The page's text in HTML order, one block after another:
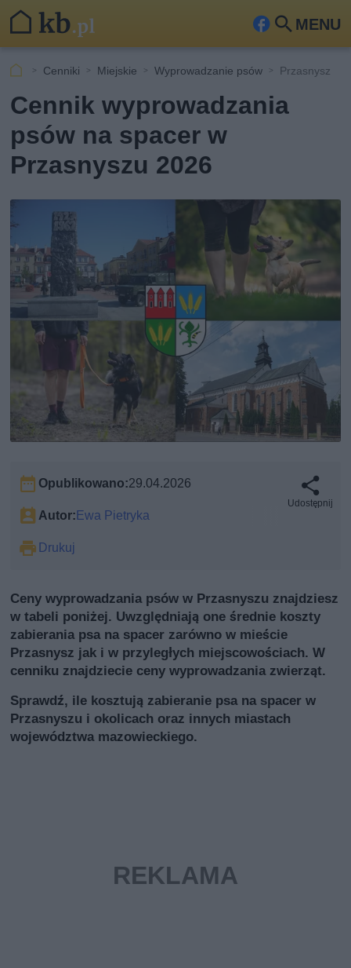
MENU
Fa
ook
Szu
kaj
Cenniki Miejskie Wyprowadzanie psów Przasnysz
Cennik wyprowadzania
psów na spacer w
Przasnyszu 2026
Opublikowano:29.04.2026
Autor: Ewa Pietryka
Drukuj
Udostępnij
Ceny wyprowadzania psów w Przasnyszu znajdziesz
w tabeli poniżej. Uwzględniają one średnie koszty
zabierania psa na spacer zarówno w mieście
Przasnysz jak i w przyległych miejscowościach. W
cenniku znajdziecie ceny wyprowadzania zwierząt.
Sprawdź, ile kosztują zabieranie psa na spacer w
Przasnyszu i okolicach oraz innych miastach
województwa mazowieckiego.